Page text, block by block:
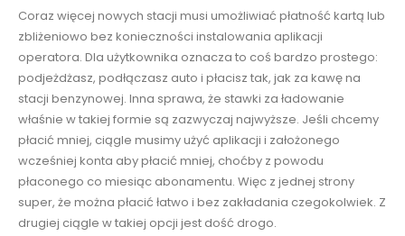
Coraz więcej nowych stacji musi umożliwiać płatność kartą lub
zbliżeniowo bez konieczności instalowania aplikacji
operatora. Dla użytkownika oznacza to coś bardzo prostego:
podjeżdżasz, podłączasz auto i płacisz tak, jak za kawę na
stacji benzynowej. Inna sprawa, że stawki za ładowanie
właśnie w takiej formie są zazwyczaj najwyższe. Jeśli chcemy
płacić mniej, ciągle musimy użyć aplikacji i założonego
wcześniej konta aby płacić mniej, choćby z powodu
płaconego co miesiąc abonamentu. Więc z jednej strony
super, że można płacić łatwo i bez zakładania czegokolwiek. Z
drugiej ciągle w takiej opcji jest dość drogo.